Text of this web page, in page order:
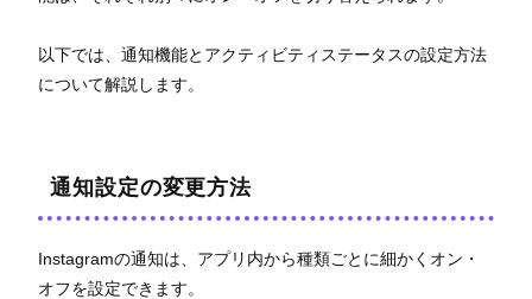
以下では、通知機能とアクティビティステータスの設定方法
について解説します。
通知設定の変更方法
Instagramの通知は、アプリ内から種類ごとに細かくオン・
オフを設定できます。